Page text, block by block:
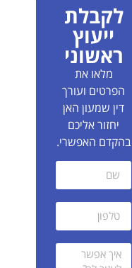
לקבלת
ייעוץ
ראשוני
מלאו את
הפרטים ועורך
דין שמעון האן
יחזור אליכם
בהקדם האפשרי.